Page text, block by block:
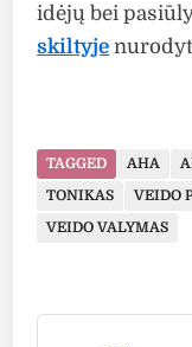
idėjų bei
skiltyje
TAGGED AHA
TONIKAS
VEIDO
VEIDO VALYMAS